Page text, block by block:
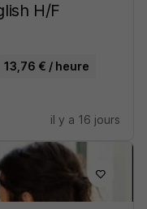
H/F
13,76 € / heure
il y a 16 jours